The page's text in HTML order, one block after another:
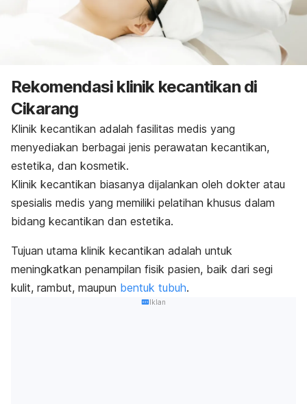
Rekomendasi klinik kecantikan di
Cikarang
Klinik kecantikan adalah fasilitas medis yang
menyediakan berbagai jenis perawatan kecantikan,
estetika, dan kosmetik.
Klinik kecantikan biasanya dijalankan oleh dokter atau
spesialis medis yang memiliki pelatihan khusus dalam
bidang kecantikan dan estetika.
Tujuan utama klinik kecantikan adalah untuk
meningkatkan penampilan fisik pasien, baik dari segi
kulit, rambut, maupun bentuk tubuh.
Iklan